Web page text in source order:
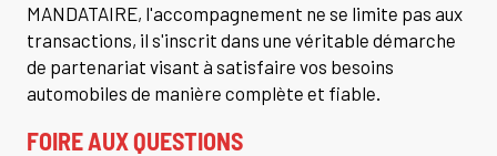
MANDATAIRE, l'accompagnement ne se limite pas aux
transactions, il s'inscrit dans une véritable démarche
de partenariat visant à satisfaire vos besoins
automobiles de manière complète et fiable.
FOIRE AUX QUESTIONS